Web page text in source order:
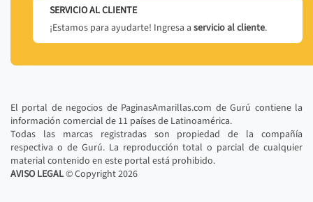
SERVICIO AL CLIENTE
¡Estamos para ayudarte! Ingresa a servicio al cliente.
El portal de negocios de PaginasAmarillas.com de Gurú contiene la
información comercial de 11 países de Latinoamérica.
Todas las marcas registradas son propiedad de la compañía
respectiva o de Gurú. La reproducción total o parcial de cualquier
material contenido en este portal está prohibido.
AVISO LEGAL© Copyright2026